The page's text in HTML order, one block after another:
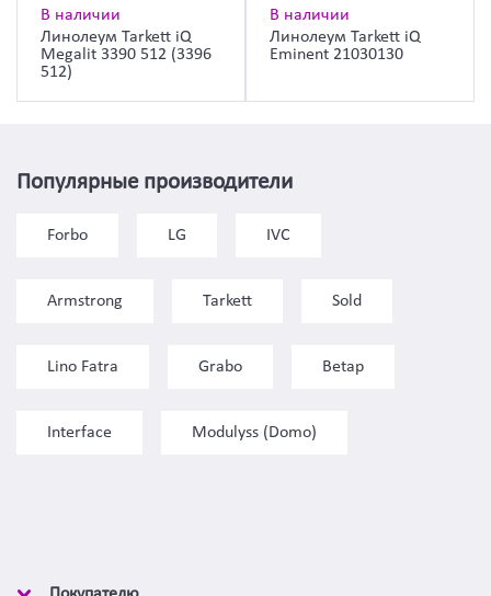
В наличии
Линолеум Tarkett iQ
Megalit 3390 512 (3396
512)
В наличии
Линолеум Tarkett iQ
Eminent 21030130
Популярные производители
Forbo LG IVC
Armstrong Tarkett Sold
Lino Fatra Grabo Betap
Interface Modulyss (Domo)